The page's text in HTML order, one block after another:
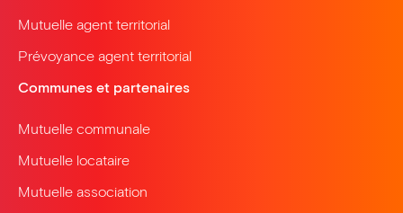
Mutuelle agent territorial
Prévoyance agent territorial
Communes et partenaires
Mutuelle communale
Mutuelle locataire
Mutuelle association